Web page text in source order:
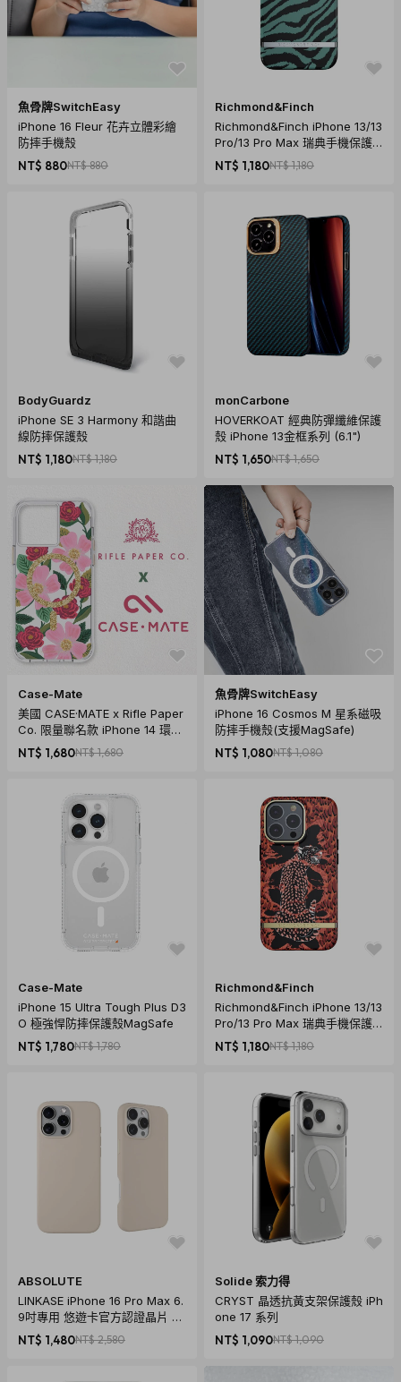
魚骨牌SwitchEasy
iPhone 16 Fleur 花卉立體彩繪
防摔手機殼
NT$ 880NT$ 880
Richmond&Finch
Richmond&Finch iPhone 13/13
Pro/13 Pro Max 瑞典手機保護
殼 - 碧綠斑馬
NT$ 1,180NT$ 1,180
BodyGuardz
iPhone SE 3 Harmony 和諧曲
線防摔保護殼
NT$ 1,180NT$ 1,180
monCarbone
HOVERKOAT 經典防彈纖維保護
殼 iPhone 13金框系列 (6.1")
NT$ 1,650NT$ 1,650
Case-Mate
美國 CASE·MATE x Rifle Paper
Co. 限量聯名款 iPhone 14 環保
抗菌防摔保護殼MagSafe版 - 玫
瑰花園
NT$ 1,680NT$ 1,680
魚骨牌SwitchEasy
iPhone 16 Cosmos M 星系磁吸
防摔手機殼(支援MagSafe)
NT$ 1,080NT$ 1,080
Case-Mate
iPhone 15 Ultra Tough Plus D3
O 極強悍防摔保護殼MagSafe
NT$ 1,780NT$ 1,780
Richmond&Finch
Richmond&Finch iPhone 13/13
Pro/13 Pro Max 瑞典手機保護
殼 - 琥珀花豹
NT$ 1,180NT$ 1,180
ABSOLUTE
LINKASE iPhone 16 Pro Max 6.
9吋專用 悠遊卡官方認證晶片 都
會穿梭悠遊嗶嗶殼_Leather皮革
款(多色可選)
NT$ 1,480NT$ 2,580
Solide 索力得
CRYST 晶透抗黃支架保護殼 iPh
one 17 系列
NT$ 1,090NT$ 1,090